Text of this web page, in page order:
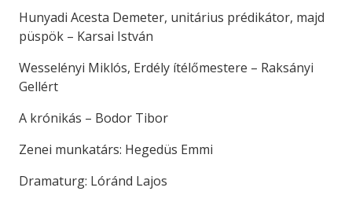
Hunyadi Acesta Demeter, unitárius prédikátor, majd
püspök – Karsai István
Wesselényi Miklós, Erdély ítélőmestere – Raksányi
Gellért
A krónikás – Bodor Tibor
Zenei munkatárs: Hegedüs Emmi
Dramaturg: Lóránd Lajos